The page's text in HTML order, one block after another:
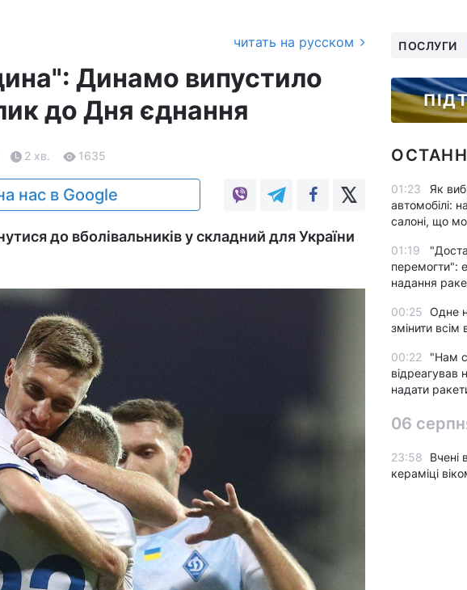
читать на русском
Динамо випустило
до Дня єднання
2 хв. 1635
нас в Google
до вболівальників у складний для України
ПОСЛУГИ
01:23
Як
автомобілі:
салоні, що
01:19
перемогти":
надання
00:25 Одне
змінити всім
00:22
"Нам
відреагував
надати
06
23:58
Вчені
кераміці